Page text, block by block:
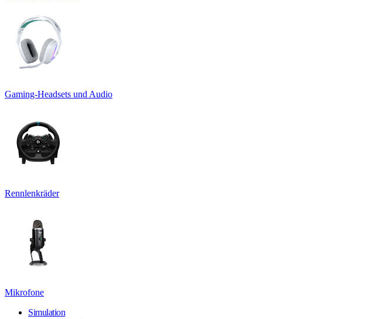
Gaming-Headsets und Audio
Rennlenkräder
Mikrofone
Simulation